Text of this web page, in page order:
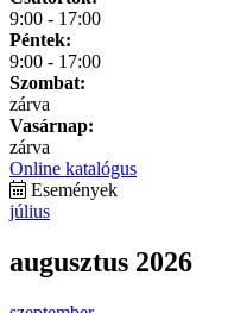
9:00 - 17:00
Péntek:
9:00 - 17:00
Szombat:
zárva
Vasárnap:
zárva
Online katalógus
Események
július
augusztus 2026